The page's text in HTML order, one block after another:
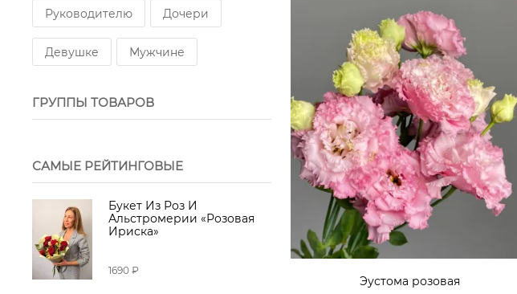
Руководителю Дочери
Девушке Мужчине
ГРУППЫ ТОВАРОВ
САМЫЕ РЕЙТИНГОВЫЕ
Букет Из Роз И
Альстромерии «Розовая
Ириска»
1690 ₽
Эустома розовая